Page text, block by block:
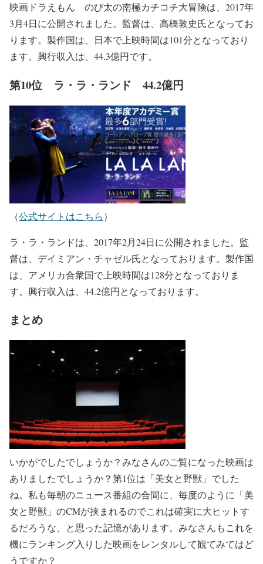
映画ドラえもん のび太の南極カチコチ大冒険は、2017年
3月4日に公開されました。監督は、高橋敦史氏となってお
ります。製作国は、日本で上映時間は101分となっており
ます。興行収入は、44.3億円です。
第10位 ラ・ラ・ランド 44.2億円
（公式サイトはこちら）
ラ・ラ・ランドは、2017年2月24日に公開されました。監
督は、デイミアン・チャゼル氏となっております。製作国
は、アメリカ合衆国で上映時間は128分となっておりま
す。興行収入は、44.2億円となっております。
まとめ
いかがでしたでしょうか？みなさんのご覧になった映画は
ありましたでしょうか？第1位は「美女と野獣」でした
ね。私も毎朝のニュース番組の合間に、毎度のように「美
女と野獣」のCMが挟まれるのでこれは確実に大ヒットす
るだろうな、と思った記憶があります。みなさんもこれを
機にランキング入りした映画をレンタルして観てみてはど
うですか？